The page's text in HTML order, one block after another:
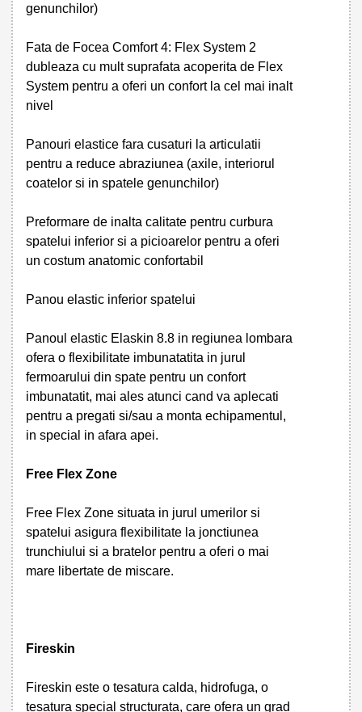
genunchilor)
Fata de Focea Comfort 4: Flex System 2
dubleaza cu mult suprafata acoperita de Flex
System pentru a oferi un confort la cel mai inalt
nivel
Panouri elastice fara cusaturi la articulatii
pentru a reduce abraziunea (axile, interiorul
coatelor si in spatele genunchilor)
Preformare de inalta calitate pentru curbura
spatelui inferior si a picioarelor pentru a oferi
un costum anatomic confortabil
Panou elastic inferior spatelui
Panoul elastic Elaskin 8.8 in regiunea lombara
ofera o flexibilitate imbunatatita in jurul
fermoarului din spate pentru un confort
imbunatatit, mai ales atunci cand va aplecati
pentru a pregati si/sau a monta echipamentul,
in special in afara apei.
Free Flex Zone
Free Flex Zone situata in jurul umerilor si
spatelui asigura flexibilitate la jonctiunea
trunchiului si a bratelor pentru a oferi o mai
mare libertate de miscare.
Fireskin
Fireskin este o tesatura calda, hidrofuga, o
tesatura special structurata, care ofera un grad